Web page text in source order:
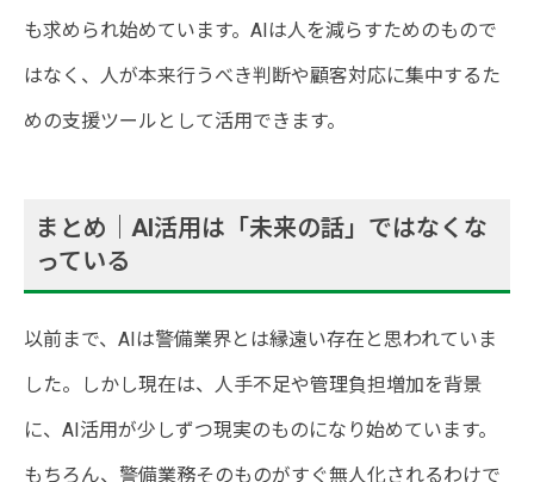
も求められ始めています。AIは人を減らすためのもので
はなく、人が本来行うべき判断や顧客対応に集中するた
めの支援ツールとして活用できます。
まとめ｜AI活用は「未来の話」ではなくな
っている
以前まで、AIは警備業界とは縁遠い存在と思われていま
した。しかし現在は、人手不足や管理負担増加を背景
に、AI活用が少しずつ現実のものになり始めています。
もちろん、警備業務そのものがすぐ無人化されるわけで